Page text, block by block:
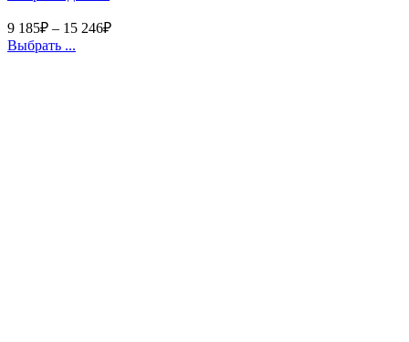
9 185₽ – 15 246₽
Выбрать ...